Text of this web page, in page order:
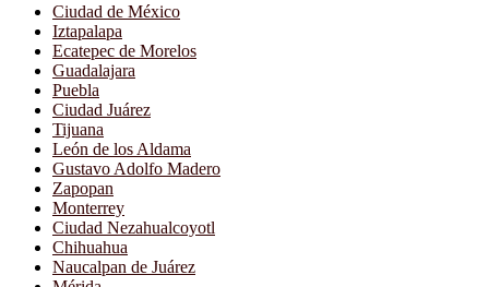
Ciudad de México
Iztapalapa
Ecatepec de Morelos
Guadalajara
Puebla
Ciudad Juárez
Tijuana
León de los Aldama
Gustavo Adolfo Madero
Zapopan
Monterrey
Ciudad Nezahualcoyotl
Chihuahua
Naucalpan de Juárez